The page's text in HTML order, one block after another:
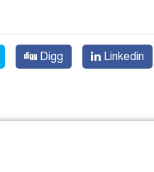
Digg Linkedin